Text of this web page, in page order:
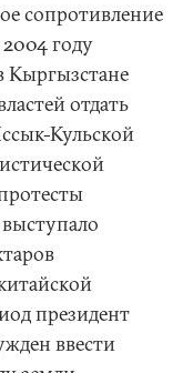
сопротивление
году
Кыргызстане
отдать
Кульской
президент
ввести